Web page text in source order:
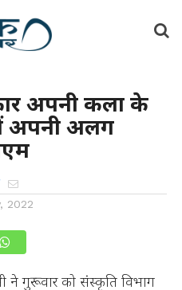
अपनी कला के
अपनी अलग
2022
ने गुरूवार को संस्कृति विभाग